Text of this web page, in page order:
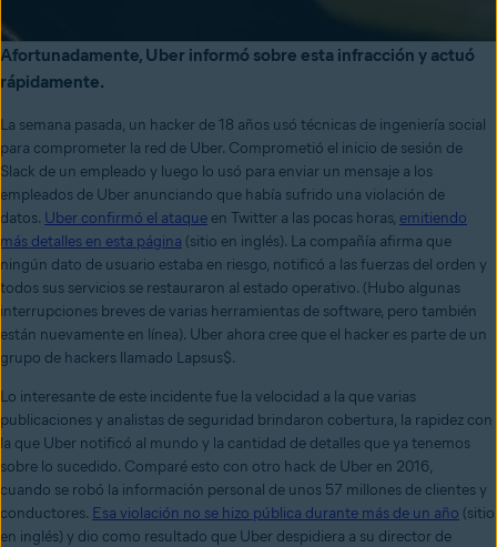
Afortunadamente, Uber informó sobre esta infracción y actuó
rápidamente.
La semana pasada, un hacker de 18 años usó técnicas de ingeniería social
para comprometer la red de Uber. Comprometió el inicio de sesión de
Slack de un empleado y luego lo usó para enviar un mensaje a los
empleados de Uber anunciando que había sufrido una violación de
datos. Uber confirmó el ataque en Twitter a las pocas horas, emitiendo
más detalles en esta página (sitio en inglés). La compañía afirma que
ningún dato de usuario estaba en riesgo, notificó a las fuerzas del orden y
todos sus servicios se restauraron al estado operativo. (Hubo algunas
interrupciones breves de varias herramientas de software, pero también
están nuevamente en línea). Uber ahora cree que el hacker es parte de un
grupo de hackers llamado Lapsus$.
Lo interesante de este incidente fue la velocidad a la que varias
publicaciones y analistas de seguridad brindaron cobertura, la rapidez con
la que Uber notificó al mundo y la cantidad de detalles que ya tenemos
sobre lo sucedido. Comparé esto con otro hack de Uber en 2016,
cuando se robó la información personal de unos 57 millones de clientes y
conductores. Esa violación no se hizo pública durante más de un año (sitio
en inglés) y dio como resultado que Uber despidiera a su director de